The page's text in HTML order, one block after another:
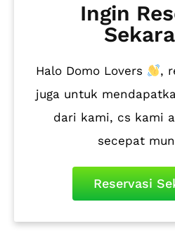
Ingin
Halo Domo Lovers
,
juga untuk
dari kami, cs kami
secepat
Reservasi